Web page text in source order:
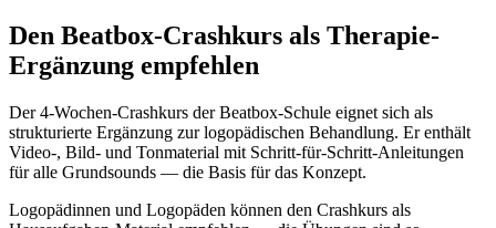
Den Beatbox-Crashkurs als Therapie-
Ergänzung empfehlen
Der 4-Wochen-Crashkurs der Beatbox-Schule eignet sich als
strukturierte Ergänzung zur logopädischen Behandlung. Er enthält
Video-, Bild- und Tonmaterial mit Schritt-für-Schritt-Anleitungen
für alle Grundsounds — die Basis für das Konzept.
Logopädinnen und Logopäden können den Crashkurs als